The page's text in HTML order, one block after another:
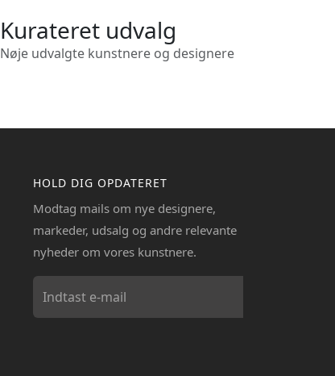
Kurateret udvalg
Nøje udvalgte kunstnere og designere
HOLD DIG OPDATERET
Modtag mails om nye designere,
markeder, udsalg og andre relevante
nyheder om vores kunstnere.